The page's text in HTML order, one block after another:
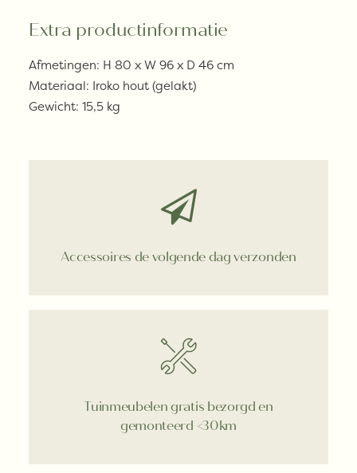
Extra productinformatie
Afmetingen: H 80 x W 96 x D 46 cm
Materiaal: Iroko hout (gelakt)
Gewicht: 15,5 kg
Accessoires de volgende dag verzonden
Tuinmeubelen gratis bezorgd en
gemonteerd <30km